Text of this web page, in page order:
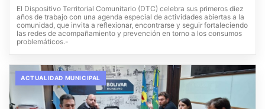
El Dispositivo Territorial Comunitario (DTC) celebra sus primeros diez
años de trabajo con una agenda especial de actividades abiertas a la
comunidad, que invita a reflexionar, encontrarse y seguir fortaleciendo
las redes de acompañamiento y prevención en torno a los consumos
problemáticos.-
ACTUALIDAD MUNICIPAL